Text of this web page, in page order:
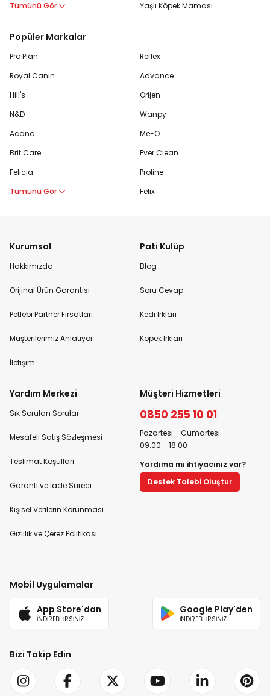
Tümünü Gör
Yaşlı Köpek Maması
Popüler Markalar
Pro Plan
Royal Canin
Hill's
N&D
Acana
Brit Care
Felicia
Tümünü Gör
Reflex
Advance
Orijen
Wanpy
Me-O
Ever Clean
Proline
Felix
Kurumsal
Hakkımızda
Orijinal Ürün Garantisi
Petlebi Partner Fırsatları
Müşterilerimiz Anlatıyor
İletişim
Pati Kulüp
Blog
Soru Cevap
Kedi Irkları
Köpek Irkları
Yardım Merkezi
Sık Sorulan Sorular
Mesafeli Satış Sözleşmesi
Teslimat Koşulları
Garanti ve İade Süreci
Kişisel Verilerin Korunması
Gizlilik ve Çerez Politikası
Müşteri Hizmetleri
0850 255 10 01
Pazartesi - Cumartesi
09:00 - 18:00
Yardıma mı ihtiyacınız var?
Destek Talebi Oluştur
Mobil Uygulamalar
App Store'dan
İNDİREBİLİRSİNİZ
Google Play'den
İNDİREBİLİRSİNİZ
Bizi Takip Edin